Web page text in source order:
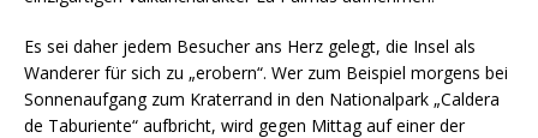
Es sei daher jedem Besucher ans Herz gelegt, die Insel als
Wanderer für sich zu „erobern“. Wer zum Beispiel morgens bei
Sonnenaufgang zum Kraterrand in den Nationalpark „Caldera
de Taburiente“ aufbricht, wird gegen Mittag auf einer der